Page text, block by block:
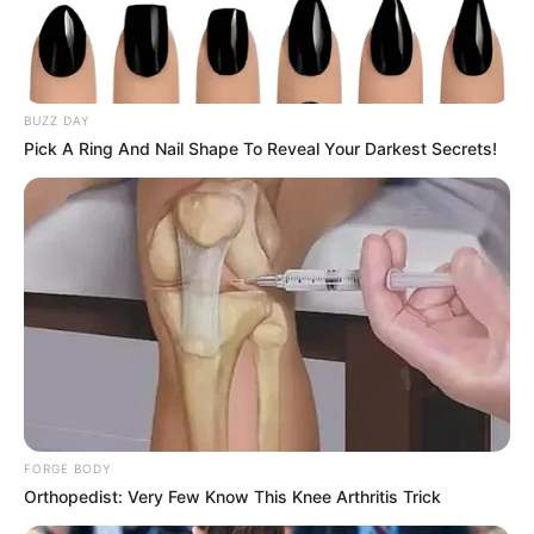
BUZZ DAY
Pick A Ring And Nail Shape To Reveal Your Darkest Secrets!
FORGE BODY
Orthopedist: Very Few Know This Knee Arthritis Trick